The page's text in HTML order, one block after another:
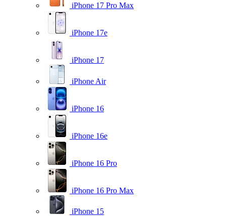
iPhone 17 Pro Max
iPhone 17e
iPhone 17
iPhone Air
iPhone 16
iPhone 16e
iPhone 16 Pro
iPhone 16 Pro Max
iPhone 15